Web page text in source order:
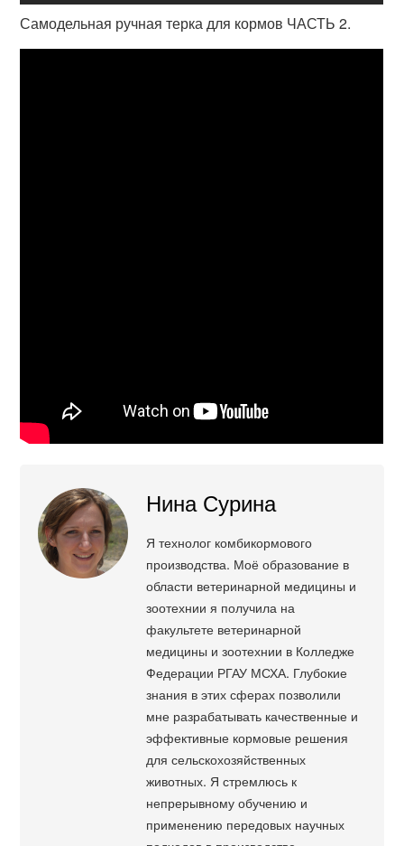
Самодельная ручная терка для кормов ЧАСТЬ 2.
Нина Сурина
Я технолог комбикормового
производства. Моё образование в
области ветеринарной медицины и
зоотехнии я получила на
факультете ветеринарной
медицины и зоотехнии в Колледже
Федерации РГАУ МСХА. Глубокие
знания в этих сферах позволили
мне разрабатывать качественные и
эффективные кормовые решения
для сельскохозяйственных
животных. Я стремлюсь к
непрерывному обучению и
применению передовых научных